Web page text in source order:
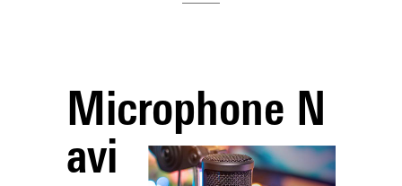
Microphone N
avi